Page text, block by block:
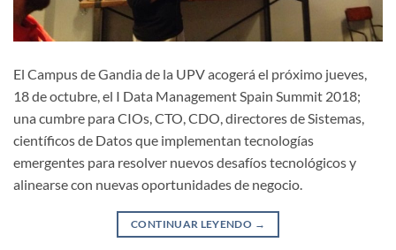
El Campus de Gandia de la UPV acogerá el próximo jueves,
18 de octubre, el I Data Management Spain Summit 2018;
una cumbre para CIOs, CTO, CDO, directores de Sistemas,
científicos de Datos que implementan tecnologías
emergentes para resolver nuevos desafíos tecnológicos y
alinearse con nuevas oportunidades de negocio.
CONTINUAR LEYENDO →